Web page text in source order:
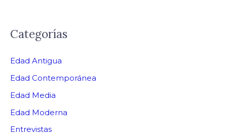
Categorías
Edad Antigua
Edad Contemporánea
Edad Media
Edad Moderna
Entrevistas